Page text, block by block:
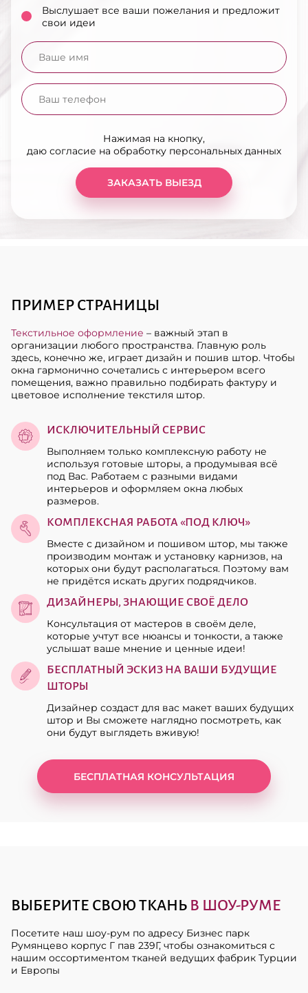
Выслушает все ваши пожелания и предложит
свои идеи
Нажимая на кнопку,
даю согласие на обработку персональных данных
ЗАКАЗАТЬ ВЫЕЗД
ПРИМЕР СТРАНИЦЫ
Текстильное оформление – важный этап в
организации любого пространства. Главную роль
здесь, конечно же, играет дизайн и пошив штор. Чтобы
окна гармонично сочетались с интерьером всего
помещения, важно правильно подбирать фактуру и
цветовое исполнение текстиля штор.
ИСКЛЮЧИТЕЛЬНЫЙ СЕРВИС
Выполняем только комплексную работу не
используя готовые шторы, а продумывая всё
под Вас. Работаем с разными видами
интерьеров и оформляем окна любых
размеров.
КОМПЛЕКСНАЯ РАБОТА «ПОД КЛЮЧ»
Вместе с дизайном и пошивом штор, мы также
производим монтаж и установку карнизов, на
которых они будут располагаться. Поэтому вам
не придётся искать других подрядчиков.
ДИЗАЙНЕРЫ, ЗНАЮЩИЕ СВОЁ ДЕЛО
Консультация от мастеров в своём деле,
которые учтут все нюансы и тонкости, а также
услышат ваше мнение и ценные идеи!
БЕСПЛАТНЫЙ ЭСКИЗ НА ВАШИ БУДУЩИЕ
ШТОРЫ
Дизайнер создаст для вас макет ваших будущих
штор и Вы сможете наглядно посмотреть, как
они будут выглядеть вживую!
БЕСПЛАТНАЯ КОНСУЛЬТАЦИЯ
ВЫБЕРИТЕ СВОЮ ТКАНЬ В ШОУ-РУМЕ
Посетите наш шоу-рум по адресу Бизнес парк
Румянцево корпус Г пав 239Г, чтобы ознакомиться с
нашим оссортиментом тканей ведущих фабрик Турции
и Европы